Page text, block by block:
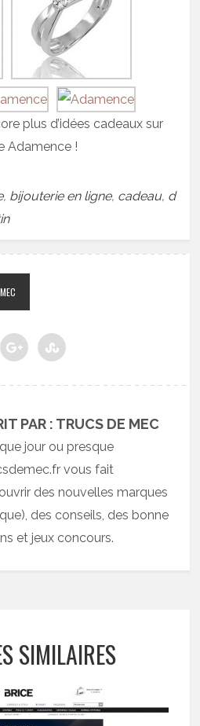
plus d’idées cadeaux sur
Adamence !
, bijouterie en ligne, cadeau, d
PAR : TRUCS DE MEC
jour ou presque
vous fait
des nouvelles marques
des conseils, des bonne
et jeux concours.
SIMILAIRES